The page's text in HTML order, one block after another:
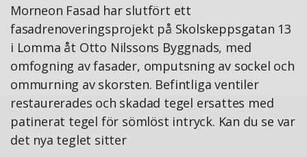
Morneon Fasad har slutfört ett
fasadrenoveringsprojekt på Skolskeppsgatan 13
i Lomma åt Otto Nilssons Byggnads, med
omfogning av fasader, omputsning av sockel och
ommurning av skorsten. Befintliga ventiler
restaurerades och skadad tegel ersattes med
patinerat tegel för sömlöst intryck. Kan du se var
det nya teglet sitter